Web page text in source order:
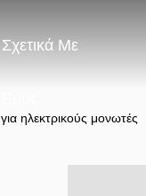
Σχετικά Με
ηλεκτρικούς μονωτές